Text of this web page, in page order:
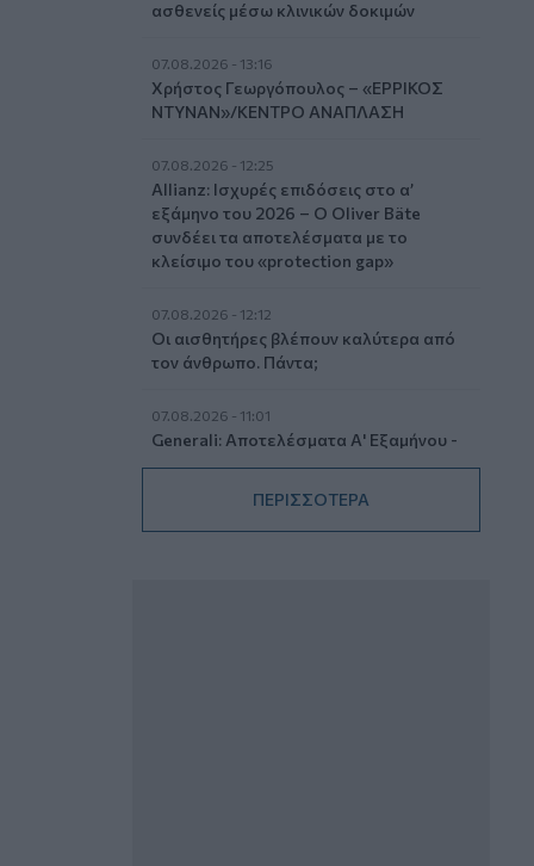
ασθενείς μέσω κλινικών δοκιμών
07.08.2026 - 13:16
Χρήστος Γεωργόπουλος – «ΕΡΡΙΚΟΣ
ΝΤΥΝΑΝ»/ΚΕΝΤΡΟ ΑΝΑΠΛΑΣΗ
07.08.2026 - 12:25
Allianz: Ισχυρές επιδόσεις στο α’
εξάμηνο του 2026 – Ο Oliver Bäte
συνδέει τα αποτελέσματα με το
κλείσιμο του «protection gap»
07.08.2026 - 12:12
Οι αισθητήρες βλέπουν καλύτερα από
τον άνθρωπο. Πάντα;
07.08.2026 - 11:01
Generali: Αποτελέσματα Α' Εξαμήνου -
Εξαιρετική ανάπτυξη στα Λειτουργικά
Αποτελέσματα με συμβολή από όλες
τις επιχειρηματικές δραστηριότητες
ΠΕΡΙΣΣΟΤΕΡΑ